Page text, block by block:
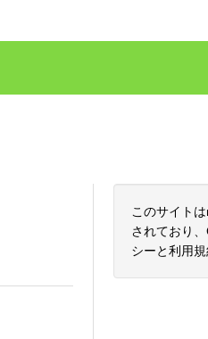
このサイト
されており
シーと利用